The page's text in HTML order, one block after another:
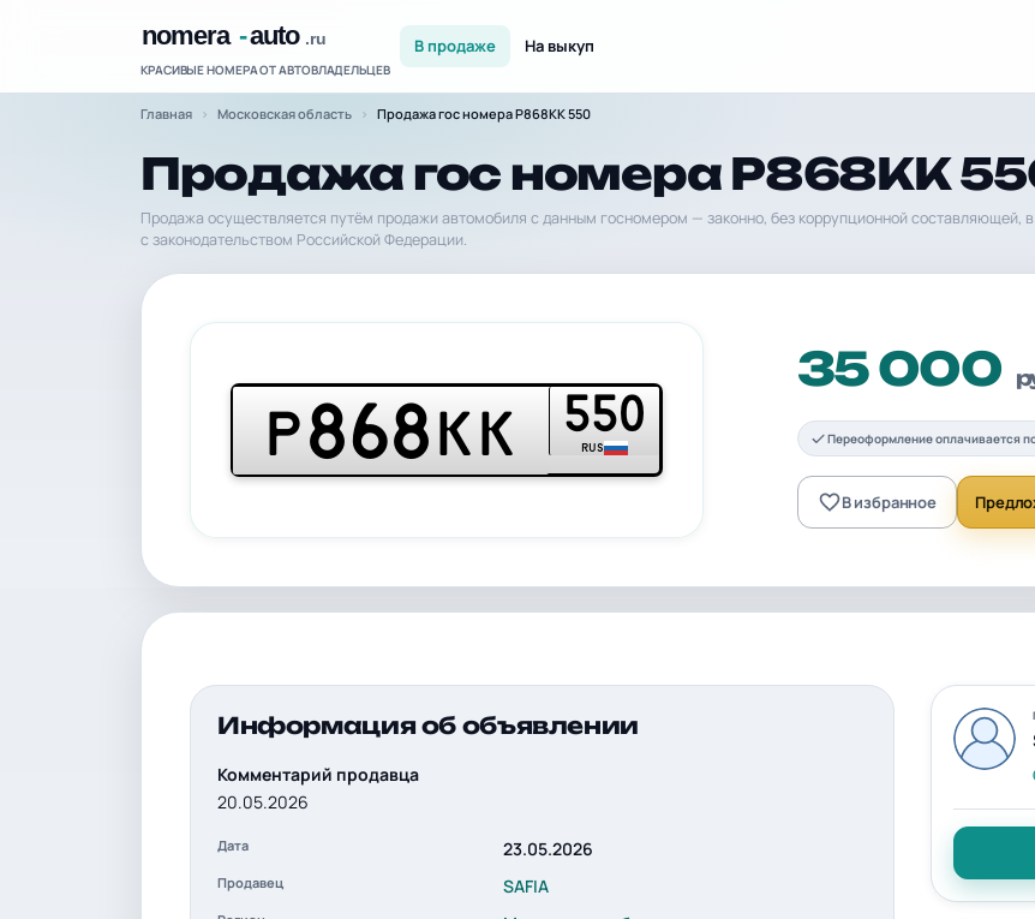
КРАСИВЫЕ НОМЕРА ОТ АВТОВЛАДЕЛЬЦЕВ
В продаже На выкуп
Главная Московская область Продажа гос номера Р868КК 550
Продажа гос номера Р868КК
Продажа осуществляется путём продажи автомобиля с данным госномером — законно, без коррупционной составляющей, в
с законодательством Российской Федерации.
Р868КК 550
RUS
35 000
Переоформление оплачивается
В избранное
Информация об объявлении
Комментарий продавца
20.05.2026
Дата 23.05.2026
Продавец SAFIA